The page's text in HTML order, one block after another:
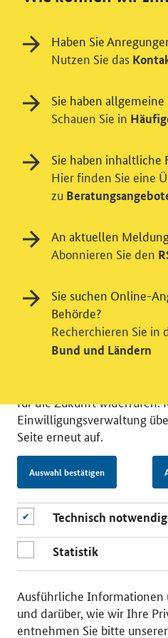
© 2026 Bundesministerium für
Impressum
Barrierefreiheit
Einwilligungsverwaltung
Einwilligung in
Wir bitten Sie an dieser
verschiedene Zusatzdienste
datenschutzfreundlicher
unsere Öffentlichkeitsarbeit
können Sie in die Nutzung
einwilligen. Nähere
für die Zukunft widerrufen.
Einwilligungsverwaltung
Seite erneut auf.
Auswahl bestätigen
Technisch
Statistik
Ausführliche
und darüber, wie wir Ihre
entnehmen Sie bitte unserer
Haben Sie
Nutzen Sie das
Sie haben allgemeine
Schauen Sie in
Sie haben inhaltliche
Hier finden Sie eine
zu
An aktuellen
Abonnieren Sie den
Sie suchen Online-
Behörde?
Recherchieren Sie in
Bund und Ländern